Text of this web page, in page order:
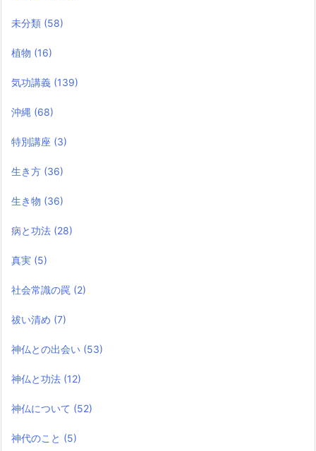
未分類 (58)
植物 (16)
気功講義 (139)
沖縄 (68)
特別講座 (3)
生き方 (36)
生き物 (36)
病と功法 (28)
真実 (5)
社会常識の罠 (2)
祓い清め (7)
神仏との出会い (53)
神仏と功法 (12)
神仏について (52)
神代のこと (5)